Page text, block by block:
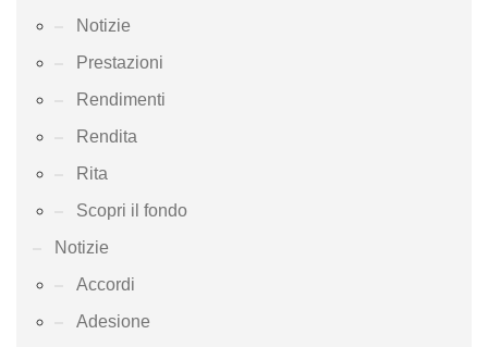
Notizie
Prestazioni
Rendimenti
Rendita
Rita
Scopri il fondo
Notizie
Accordi
Adesione